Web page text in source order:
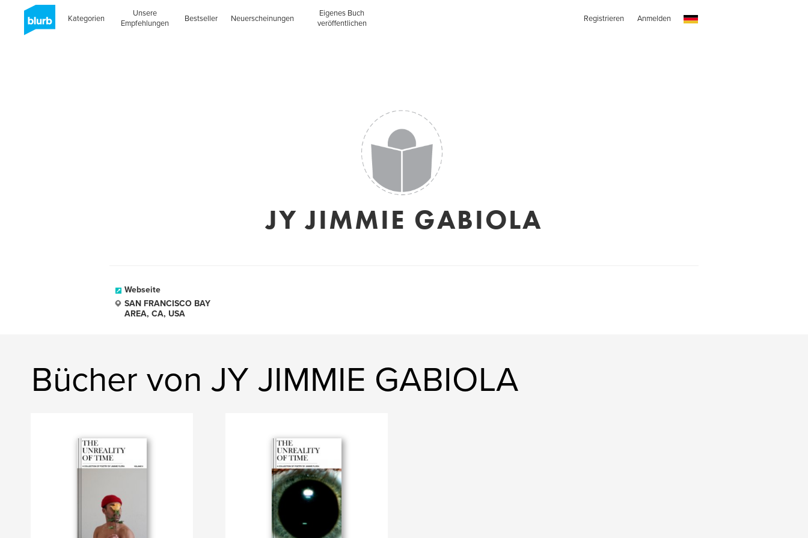
Kategorien
Unsere
Empfehlungen
Bestseller Neuerscheinungen
Eigenes Buch
veröffentlichen
Registrieren Anmelden
JY JIMMIE GABIOLA
Webseite
SAN FRANCISCO BAY
AREA, CA, USA
Bücher von JY JIMMIE GABIOLA